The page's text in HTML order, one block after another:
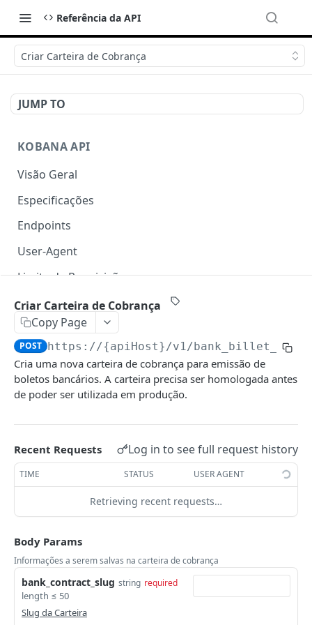
Referência da API
Criar Carteira de Cobrança
JUMP TO
KOBANA API
Visão Geral
Especificações
Endpoints
User-Agent
Limite de Requisições
Autenticação
Token de Acesso
Fluxo de autorização
Fluxo credenciais do cliente
Permissões
Idempotência
Postman
Bancos Suportados
ABC Brasil
Ailos
Arbi
Banco de Brasília
Banco do Brasil
Banco Industrial do Brasil
Banco Mercantil
Banese
Códigos de Erros
COBRANÇAS
Boletos
Listar Boletos GET
Visualizar o Boleto
Atualizar o Boleto PUT
Cancelar o Boleto PUT
Duplicar Boleto
Criar um Cliente
POST
Listar Clientes
Visualizar o Cliente GET
Atualizar Cliente PUT
Busca Cliente por CNPJ/CPF
Listar Carnês
Criar um Carnê POST
Informações do Carnê GET
Excluir o Carnê
Assinaturas
Criar uma Assinatura
POST
Listar Assinaturas GET
Informações da Assinatura
Carteiras de Cobrança
Criar Carteira de Cobrança
POST
Criar Carteira de Cobrança
Copy Page
POST https://{apiHost}/v1/
Cria uma nova carteira de cobrança para emissão de
boletos bancários. A carteira precisa ser homologada antes
de poder ser utilizada em produção.
Recent Requests Log in to see full request history
TIME STATUS USER AGENT
Retrieving recent requests…
Body Params
Informações a serem salvas na carteira de cobrança
bank_contract_slug string required
length ≤ 50
Slug da Carteira